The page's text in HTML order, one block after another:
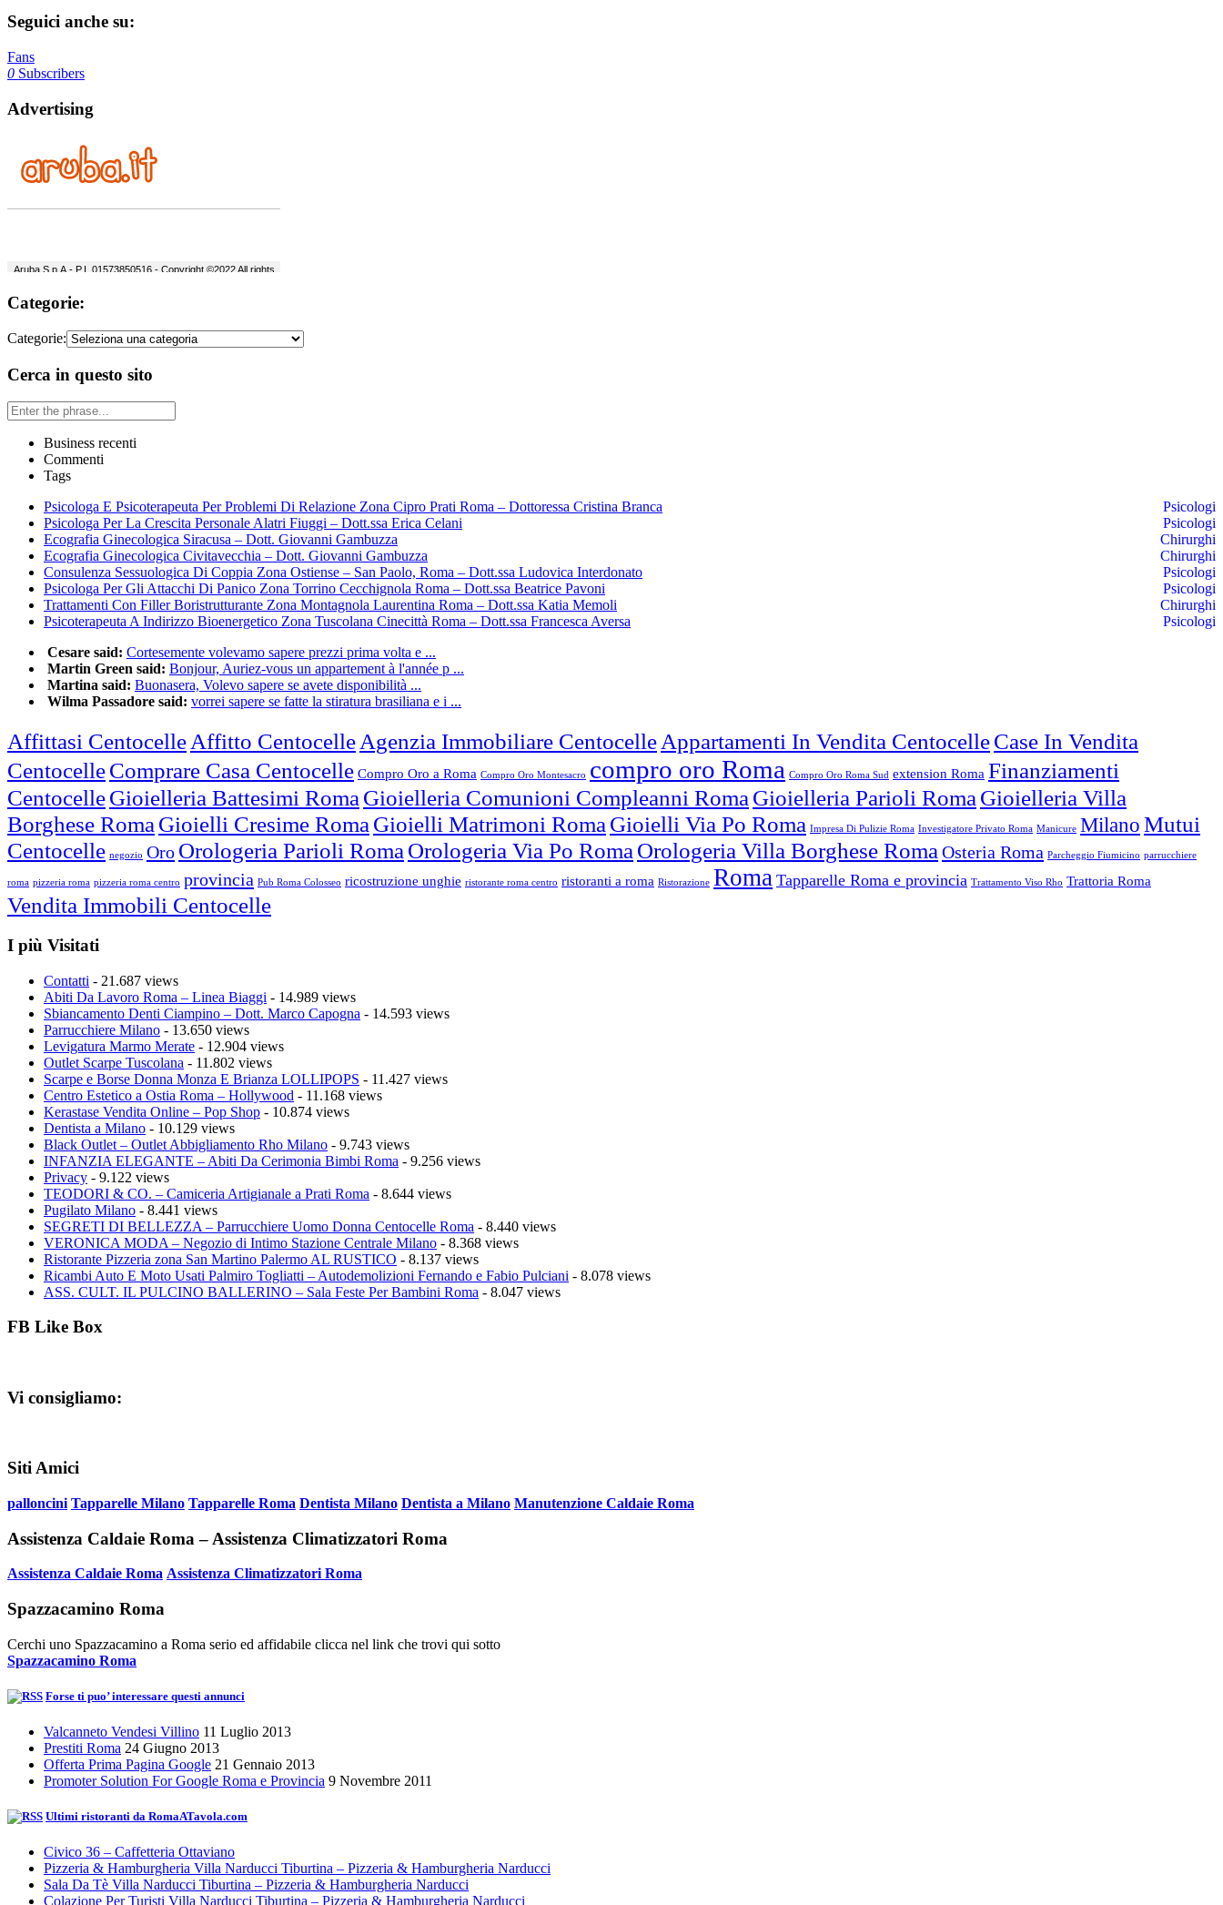
Seguici anche su:
Fans
0 Subscribers
Advertising
Categorie:
Categorie:
Cerca in questo sito
Business recenti
Commenti
Tags
Psicologa E Psicoterapeuta Per Problemi Di Relazione Zona Cipro Prati Roma – Dottoressa Cristina Branca
Psicologi
Psicologa Per La Crescita Personale Alatri Fiuggi – Dott.ssa Erica Celani
Psicologi
Ecografia Ginecologica Siracusa – Dott. Giovanni Gambuzza
Chirurghi
Ecografia Ginecologica Civitavecchia – Dott. Giovanni Gambuzza
Chirurghi
Consulenza Sessuologica Di Coppia Zona Ostiense – San Paolo, Roma – Dott.ssa Ludovica Interdonato
Psicologi
Psicologa Per Gli Attacchi Di Panico Zona Torrino Cecchignola Roma – Dott.ssa Beatrice Pavoni
Psicologi
Trattamenti Con Filler Boristrutturante Zona Montagnola Laurentina Roma – Dott.ssa Katia Memoli
Chirurghi
Psicoterapeuta A Indirizzo Bioenergetico Zona Tuscolana Cinecittà Roma – Dott.ssa Francesca Aversa
Psicologi
Cesare said: Cortesemente volevamo sapere prezzi prima volta e ...
Martin Green said: Bonjour, Auriez-vous un appartement à l'année p ...
Martina said: Buonasera, Volevo sapere se avete disponibilità ...
Wilma Passadore said: vorrei sapere se fatte la stiratura brasiliana e i ...
Affittasi Centocelle Affitto Centocelle Agenzia Immobiliare Centocelle Appartamenti In Vendita CentocelleCase In Vendita
CentocelleComprare Casa Centocelle Compro Oro a Roma Compro Oro Montesacro compro oro Roma Compro Oro Roma Sud extension Roma Finanziamenti
CentocelleGioielleria Battesimi Roma Gioielleria Comunioni Compleanni Roma Gioielleria Parioli Roma Gioielleria Villa
Borghese Roma Gioielli Cresime Roma Gioielli Matrimoni Roma Gioielli Via Po Roma Impresa Di Pulizie Roma Investigatore Privato Roma Manicure Milano Mutui
Centocelle negozio Oro Orologeria Parioli Roma Orologeria Via Po Roma Orologeria Villa Borghese Roma Osteria Roma Parcheggio Fiumicino parrucchiere
roma pizzeria roma pizzeria roma centro provincia Pub Roma Colosseo ricostruzione unghie ristorante roma centro ristoranti a roma Ristorazione Roma Tapparelle Roma e provincia Trattamento Viso Rho Trattoria Roma
Vendita Immobili Centocelle
I più Visitati
Contatti - 21.687 views
Abiti Da Lavoro Roma – Linea Biaggi - 14.989 views
Sbiancamento Denti Ciampino – Dott. Marco Capogna - 14.593 views
Parrucchiere Milano - 13.650 views
Levigatura Marmo Merate - 12.904 views
Outlet Scarpe Tuscolana - 11.802 views
Scarpe e Borse Donna Monza E Brianza LOLLIPOPS - 11.427 views
Centro Estetico a Ostia Roma – Hollywood - 11.168 views
Kerastase Vendita Online – Pop Shop - 10.874 views
Dentista a Milano - 10.129 views
Black Outlet – Outlet Abbigliamento Rho Milano - 9.743 views
INFANZIA ELEGANTE – Abiti Da Cerimonia Bimbi Roma - 9.256 views
Privacy - 9.122 views
TEODORI & CO. – Camiceria Artigianale a Prati Roma - 8.644 views
Pugilato Milano - 8.441 views
SEGRETI DI BELLEZZA – Parrucchiere Uomo Donna Centocelle Roma - 8.440 views
VERONICA MODA – Negozio di Intimo Stazione Centrale Milano - 8.368 views
Ristorante Pizzeria zona San Martino Palermo AL RUSTICO - 8.137 views
Ricambi Auto E Moto Usati Palmiro Togliatti – Autodemolizioni Fernando e Fabio Pulciani - 8.078 views
ASS. CULT. IL PULCINO BALLERINO – Sala Feste Per Bambini Roma - 8.047 views
FB Like Box
Vi consigliamo:
Siti Amici
palloncini Tapparelle Milano Tapparelle Roma Dentista Milano Dentista a Milano Manutenzione Caldaie Roma
Assistenza Caldaie Roma – Assistenza Climatizzatori Roma
Assistenza Caldaie Roma Assistenza Climatizzatori Roma
Spazzacamino Roma
Cerchi uno Spazzacamino a Roma serio ed affidabile clicca nel link che trovi qui sotto
Spazzacamino Roma
Forse ti puo’ interessare questi annunci
Valcanneto Vendesi Villino 11 Luglio 2013
Prestiti Roma 24 Giugno 2013
Offerta Prima Pagina Google 21 Gennaio 2013
Promoter Solution For Google Roma e Provincia 9 Novembre 2011
Ultimi ristoranti da RomaATavola.com
Civico 36 – Caffetteria Ottaviano
Pizzeria & Hamburgheria Villa Narducci Tiburtina – Pizzeria & Hamburgheria Narducci
Sala Da Tè Villa Narducci Tiburtina – Pizzeria & Hamburgheria Narducci
Colazione Per Turisti Villa Narducci Tiburtina – Pizzeria & Hamburgheria Narducci